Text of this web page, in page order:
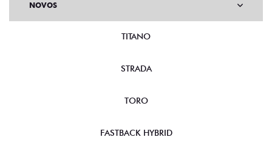
NOVOS
TITANO
STRADA
TORO
FASTBACK HYBRID